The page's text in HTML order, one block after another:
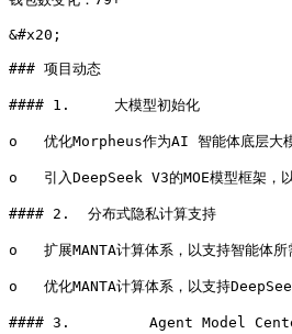
&#x20;
### 项目动态
#### 1.     大模型初始化
o   优化Morpheus作为AI 智能体底层大
o   引入DeepSeek V3的MOE模型框架，
#### 2.  分布式隐私计算支持
o   扩展MANTA计算体系，以支持智能体所
o   优化MANTA计算体系，以支持
#### 3.         Agent Model Center